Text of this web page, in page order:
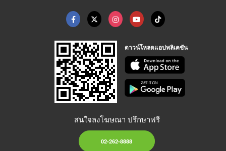
ดาวน์โหลดแอปพลิเคชัน
สนใจลงโฆษณา ปรึกษาฟรี
02-262-8888